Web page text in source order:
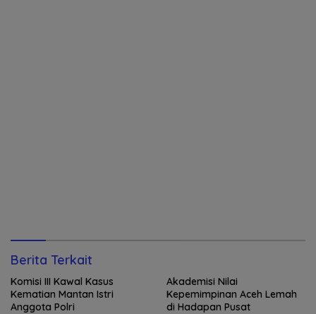
Berita Terkait
Komisi III Kawal Kasus
Kematian Mantan Istri
Anggota Polri
Akademisi Nilai
Kepemimpinan Aceh Lemah
di Hadapan Pusat